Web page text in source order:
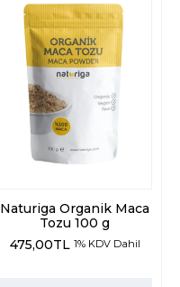
Naturiga Organik Maca
Tozu 100 g
475,00TL 1% KDV Dahil